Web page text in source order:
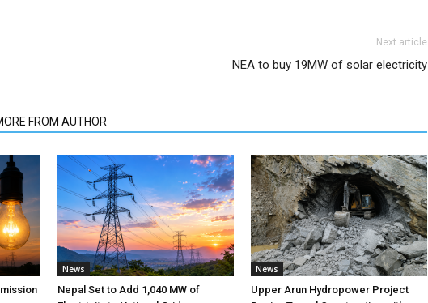
Next article
NEA to buy 19MW of solar electricity
FROM AUTHOR
News
Nepal Set to Add 1,040 MW of
News
Upper Arun Hydropower Project